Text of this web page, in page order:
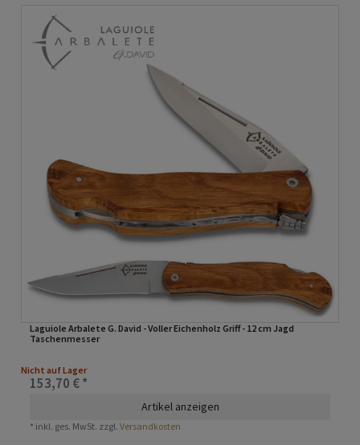
Laguiole Arbalete G. David - Voller Eichenholz Griff - 12 cm Jagd
Taschenmesser
Nicht auf Lager
153,70 € *
Artikel anzeigen
* inkl. ges. MwSt. zzgl.Versandkosten